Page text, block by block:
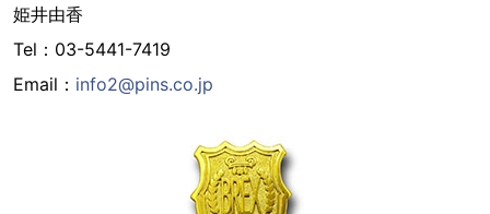
姫井由香
Tel：03-5441-7419
Email： info2@pins.co.jp